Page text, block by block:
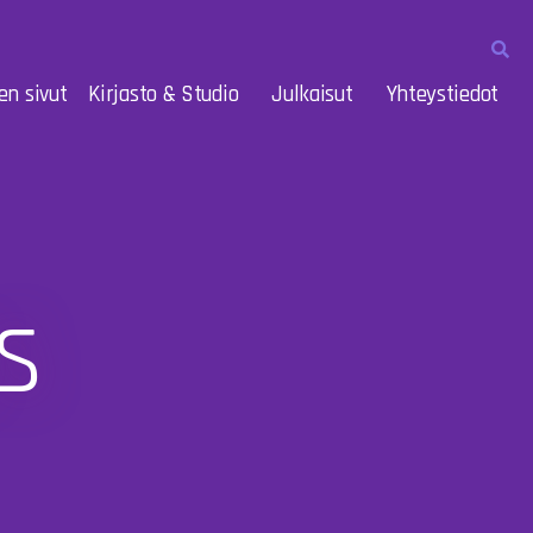
sivut Kirjasto & Studio Julkaisut Yhteystiedot